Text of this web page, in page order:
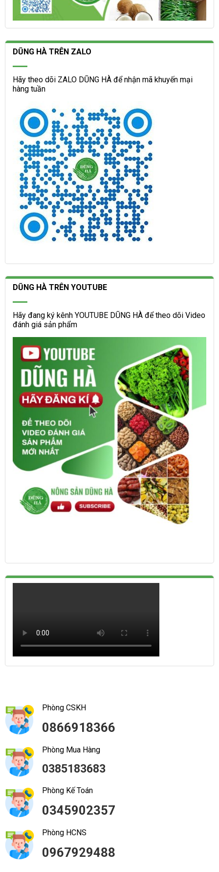
DŨNG HÀ TRÊN ZALO
Hãy theo dõi ZALO DŨNG HÀ để nhận mã khuyến mại
hàng tuần
DŨNG HÀ TRÊN YOUTUBE
Hãy đang ký kênh YOUTUBE DŨNG HÀ để theo dõi Video
đánh giá sản phẩm
Phòng CSKH
0866918366
Phòng Mua Hàng
0385183683
Phòng Kế Toán
0345902357
Phòng HCNS
0967929488